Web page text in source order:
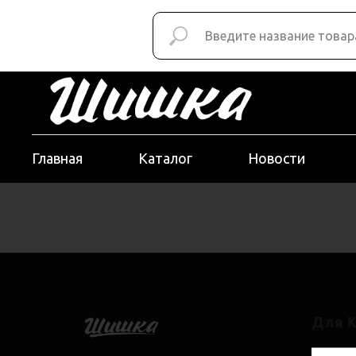
Главная Каталог Новости